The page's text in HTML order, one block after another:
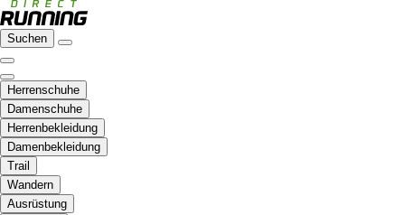
Suchen
Herrenschuhe
Damenschuhe
Herrenbekleidung
Damenbekleidung
Trail
Wandern
Ausrüstung